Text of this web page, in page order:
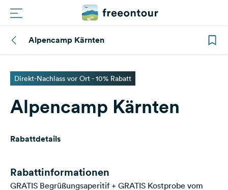
Routen
Plätze
Einloggen
Alpencamp Kärnten
Direkt-Nachlass vor Ort - 10% Rabatt
Alpencamp Kärnten
Rabattdetails
Rabattinformationen
GRATIS Begrüßungsaperitif + GRATIS Kostprobe vom